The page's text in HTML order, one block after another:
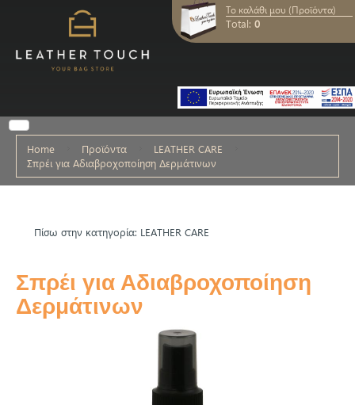
Το καλάθι μου (Προϊόντα)
Total: 0
Home Προϊόντα
LEATHER CARE
Σπρέι για Αδιαβροχοποίηση Δερμάτινων
Πίσω στην κατηγορία: LEATHER CARE
Σπρέι για Αδιαβροχοποίηση
Δερμάτινων